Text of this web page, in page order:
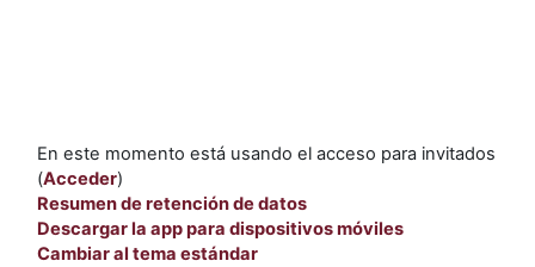
En este momento está usando el acceso para invitados
(Acceder)
Resumen de retención de datos
Descargar la app para dispositivos móviles
Cambiar al tema estándar